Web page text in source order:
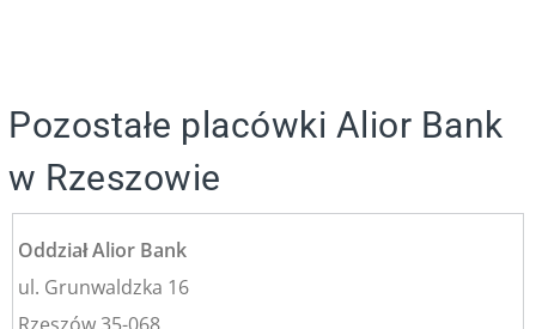
Pozostałe placówki Alior Bank
w Rzeszowie
Oddział Alior Bank
ul. Grunwaldzka 16